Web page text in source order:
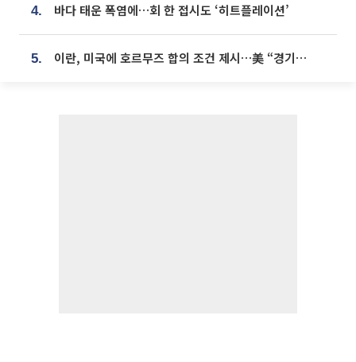
4. 바다 태운 폭염에…회 한 접시도 ‘히트플레이션’
5. 이란, 미국에 호르무즈 합의 조건 제시…美 “경기 아직 안 끝나” [종합]